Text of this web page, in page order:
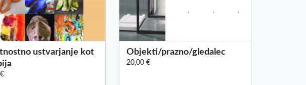
ustvarjanje kot
Objekti/prazno/gledalec
20,00 €